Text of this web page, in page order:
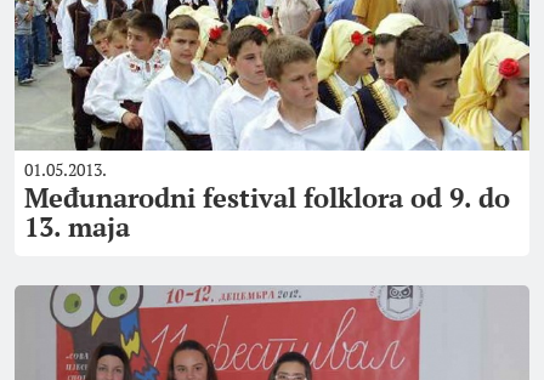
01.05.2013.
Međunarodni festival folklora od 9. do
13. maja